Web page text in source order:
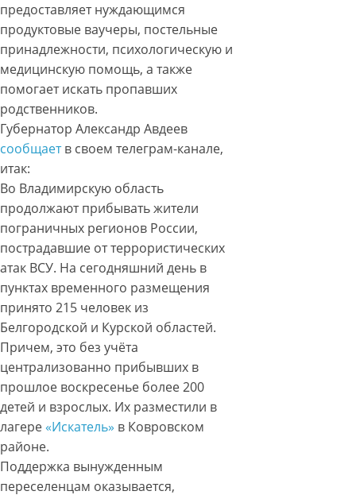
предоставляет нуждающимся
продуктовые ваучеры, постельные
принадлежности, психологическую и
медицинскую помощь, а также
помогает искать пропавших
родственников.
Губернатор Александр Авдеев
сообщаетв своем телеграм-канале,
итак:
Во Владимирскую область
продолжают прибывать жители
пограничных регионов России,
пострадавшие от террористических
атак ВСУ. На сегодняшний день в
пунктах временного размещения
принято 215 человек из
Белгородской и Курской областей.
Причем, это без учёта
централизованно прибывших в
прошлое воскресенье более 200
детей и взрослых. Их разместили в
лагере «Искатель» в Ковровском
районе.
Поддержка вынужденным
переселенцам оказывается,